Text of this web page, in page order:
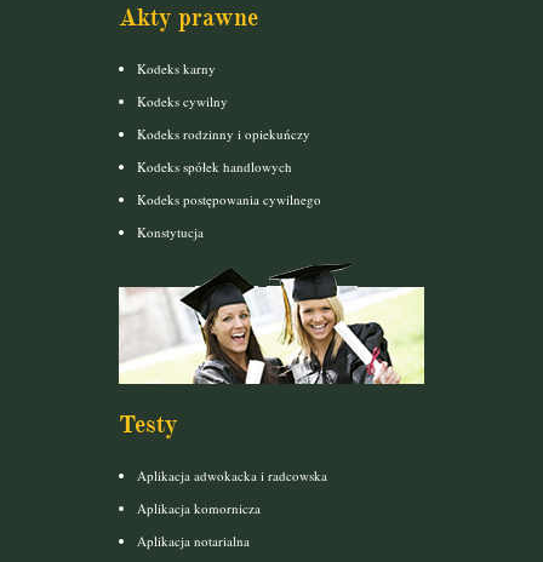
Akty prawne
Kodeks karny
Kodeks cywilny
Kodeks rodzinny i opiekuńczy
Kodeks spółek handlowych
Kodeks postępowania cywilnego
Konstytucja
Testy
Aplikacja adwokacka i radcowska
Aplikacja komornicza
Aplikacja notarialna